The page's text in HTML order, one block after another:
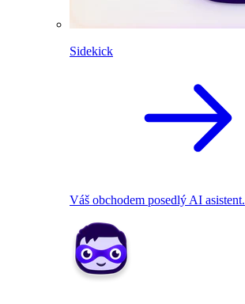
Sidekick
Váš obchodem posedlý AI asistent.